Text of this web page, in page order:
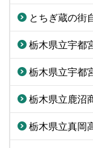
とちぎ蔵の街
栃木県立宇都
栃木県立宇都
栃木県立鹿沼
栃木県立真岡